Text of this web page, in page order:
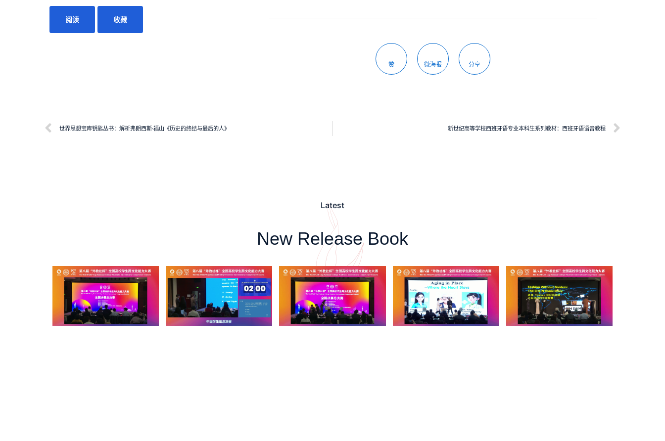
阅读 收藏
赞 微海报 分享
世界思想宝库钥匙丛书：解析弗朗西斯·福山《历史的终结与最后的人》 新世纪高等学校西班牙语专业本科生系列教材：西班牙语语音教程
Latest
New Release Book